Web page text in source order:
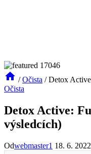
/ Očista / Detox
Očista
Detox Active:
výsledcích)
Odwebmaster1 18. 6. 2022